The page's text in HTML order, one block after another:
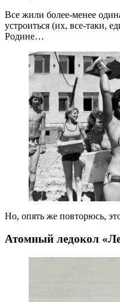
Все жили более-менее
устроиться (их, все-таки,
Родине…
Но, опять же повторюсь,
Атомный ледокол